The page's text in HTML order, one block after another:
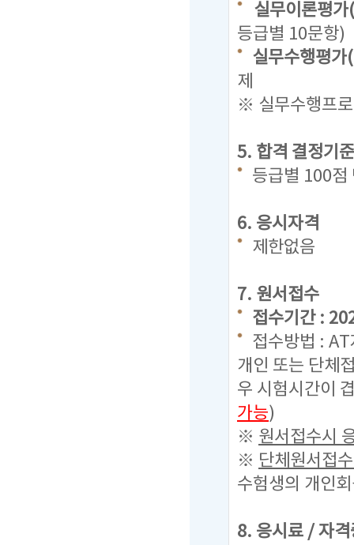
실무이론평
등급별 10문항)
실무수행평
제
※ 실무수행프
5. 합격 결정기준
등급별 100점
6. 응시자격
제한없음
7. 원서접수
접수기간 :
접수방법 :
개인 또는 단체
우 시험시간이
가능)
※ 원서접수시
※ 단체원서접
수험생의 개인
8. 응시료 / 자